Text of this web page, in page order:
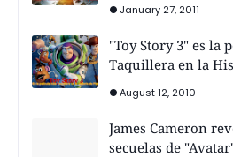
January 27, 2011
"Toy Story 3" es la
Taquillera en la
August 12, 2010
James Cameron
secuelas de